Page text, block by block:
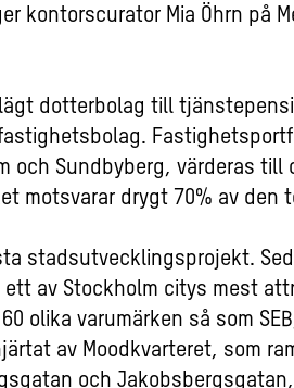
kontorscurator Mia Öhrn på
dotterbolag till
och Sundbyberg, värderas till
motsvarar drygt 70% av den
stadsutvecklingsprojekt.
av Stockholm citys mest
olika varumärken så som
av Moodkvarteret, som
och